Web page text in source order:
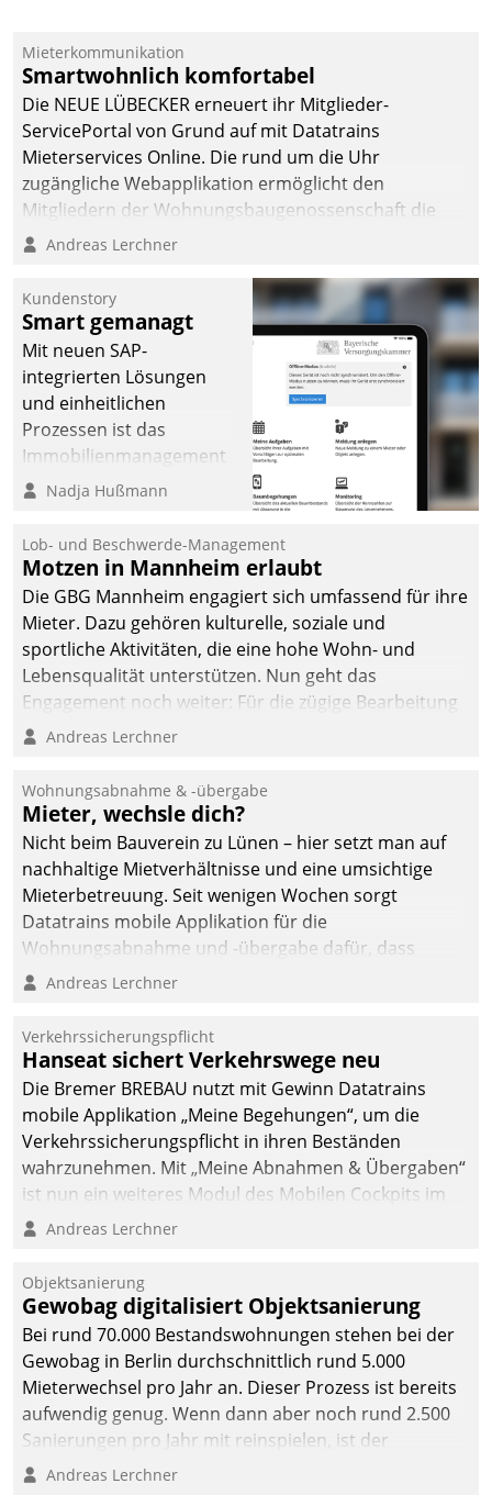
Datatrain ermöglicht
automatisiert ausgelöste,
zielgerichtete
Mieterbefragungen – eine
starke Grundlage für
intelligente,
Entscheidungen.
Mieterkommunikation
Smartwohnlich komfortabel
Die NEUE LÜBECKER erneuert ihr Mitglieder-
ServicePortal von Grund auf mit Datatrains
Mieterservices Online. Die rund um die Uhr
zugängliche Webapplikation ermöglicht den
Mitgliedern der Wohnungs­bau­genossenschaft die
Kontaktaufnahme per Smartphone, Tablet oder PC.
Andreas Lerchner
Kundenstory
Smart gemanagt
Mit neuen SAP-
integrierten Lösungen
und einheitlichen
Prozessen ist das
Immobilienmanagement
der Bayerischen
Ressort Kapitalanlage für
künftige Aufgaben und
Herausforderungen
gerüstet.
Nadja Hußmann
Lob- und Beschwerde-Management
Motzen in Mannheim erlaubt
Die GBG Mannheim engagiert sich umfassend für ihre
Mieter. Dazu gehören kulturelle, soziale und
sportliche Aktivitäten, die eine hohe Wohn- und
Lebensqualität unterstützen. Nun geht das
Engagement noch weiter: Für die zügige Bearbeitung
von Beschwerden – oder Lob – richtet das
und Beschwerde-Management einen eigenen Kanal
ein.
Andreas Lerchner
Wohnungsabnahme & -übergabe
Mieter, wechsle dich?
Nicht beim Bauverein zu Lünen – hier setzt man auf
nachhaltige Mietverhältnisse und eine umsichtige
Mieterbetreuung. Seit wenigen Wochen sorgt
Datatrains mobile Applikation für die
Wohnungsabnahme und -übergabe dafür, dass
Mieter wohlgeordnet kommen und, so es sein muss,
Andreas Lerchner
Verkehrssicherungspflicht
Hanseat sichert Verkehrswege neu
Die Bremer BREBAU nutzt mit Gewinn Datatrains
mobile Applikation „Meine Begehungen“, um die
Verkehrssicherungspflicht in ihren Beständen
wahrzunehmen. Mit „Meine Abnahmen & Übergaben“
ist nun ein weiteres Modul des Mobilen Cockpits im
Einsatz.
Andreas Lerchner
Objektsanierung
Gewobag digitalisiert Objektsanierung
Bei rund 70.000 Bestandswohnungen stehen bei der
Gewobag in Berlin durchschnittlich rund 5.000
Mieterwechsel pro Jahr an. Dieser Prozess ist bereits
aufwendig genug. Wenn dann aber noch rund 2.500
Sanierungen pro Jahr mit reinspielen, ist der
Betreuungs- und Organisationsaufwand immens. Im
Andreas Lerchner